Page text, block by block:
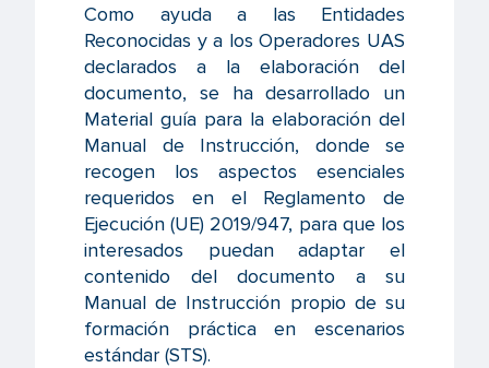
Como ayuda a las Entidades
Reconocidas y a los Operadores UAS
declarados a la elaboración del
documento, se ha desarrollado un
Material guía para la elaboración del
Manual de Instrucción, donde se
recogen los aspectos esenciales
requeridos en el Reglamento de
Ejecución (UE) 2019/947, para que los
interesados puedan adaptar el
contenido del documento a su
Manual de Instrucción propio de su
formación práctica en escenarios
estándar (STS).